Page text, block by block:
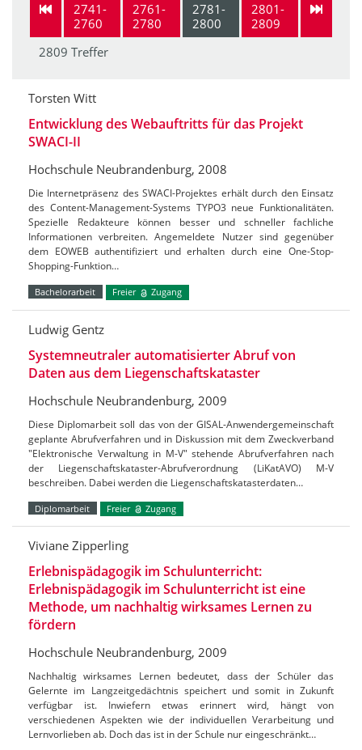
2741-
2760
2761-
2780
2781-
2800
2801-
2809
2809 Treffer
Torsten Witt
Entwicklung des Webauftritts für das Projekt
SWACI-II
Hochschule Neubrandenburg, 2008
Die Internetpräsenz des SWACI-Projektes erhält durch den Einsatz
des Content-Management-Systems TYPO3 neue Funktionalitäten.
Spezielle Redakteure können besser und schneller fachliche
Informationen verbreiten. Angemeldete Nutzer sind gegenüber
dem EOWEB authentifiziert und erhalten durch eine One-Stop-
Shopping-Funktion…
Bachelorarbeit Freier Zugang
Ludwig Gentz
Systemneutraler automatisierter Abruf von
Daten aus dem Liegenschaftskataster
Hochschule Neubrandenburg, 2009
Diese Diplomarbeit soll das von der GISAL-Anwendergemeinschaft
geplante Abrufverfahren und in Diskussion mit dem Zweckverband
"Elektronische Verwaltung in M-V" stehende Abrufverfahren nach
der Liegenschaftskataster-Abrufverordnung (LiKatAVO) M-V
beschreiben. Dabei werden die Liegenschaftskatasterdaten…
Diplomarbeit Freier Zugang
Viviane Zipperling
Erlebnispädagogik im Schulunterricht:
Erlebnispädagogik im Schulunterricht ist eine
Methode, um nachhaltig wirksames Lernen zu
fördern
Hochschule Neubrandenburg, 2009
Nachhaltig wirksames Lernen bedeutet, dass der Schüler das
Gelernte im Langzeitgedächtnis speichert und somit in Zukunft
verfügbar ist. Inwiefern etwas erinnert wird, hängt von
verschiedenen Aspekten wie der individuellen Verarbeitung und
Lernvorlieben ab. Doch das ist in der Schule nur eingeschränkt…